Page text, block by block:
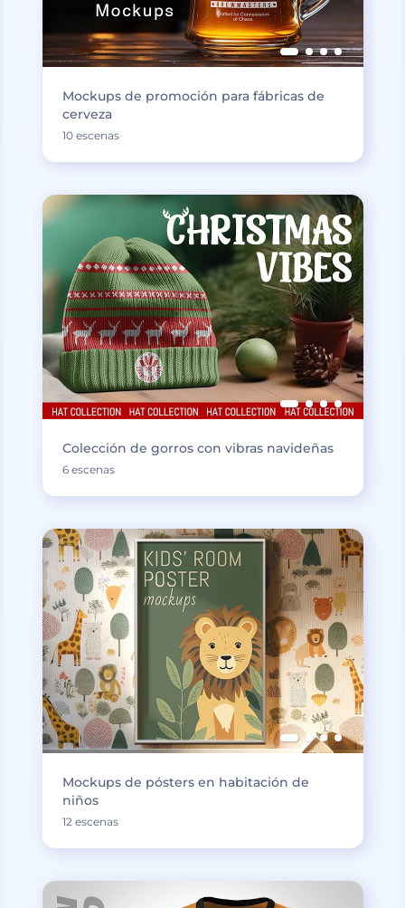
Mockups de promoción para fábricas de
cerveza
10 escenas
Colección de gorros con vibras navideñas
6 escenas
Mockups de pósters en habitación de
niños
12 escenas